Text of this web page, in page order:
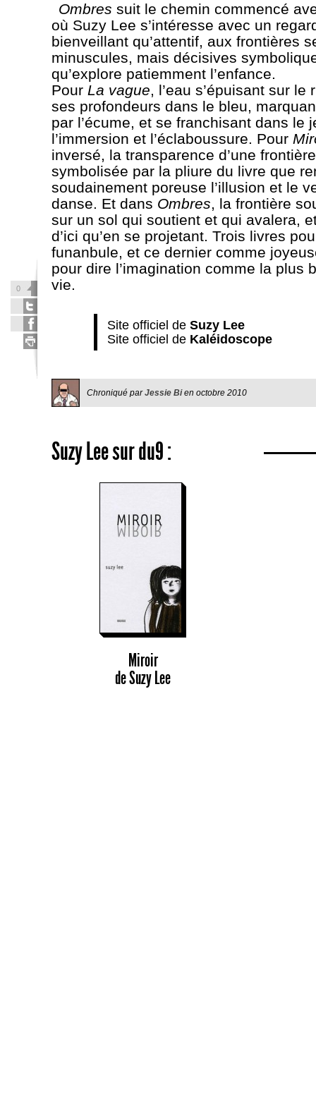
0
Ombres suit le chemin commencé
où Suzy Lee s’intéresse avec un
bienveillant qu’attentif, aux frontières
minuscules, mais décisives
qu’explore patiemment l’enfance.
Pour La vague, l’eau s’épuisant sur le
ses profondeurs dans le bleu,
par l’écume, et se franchisant dans le
l’immersion et l’éclaboussure. Pour
inversé, la transparence d’une
symbolisée par la pliure du livre que
soudainement poreuse l’illusion et le
danse. Et dans Ombres, la frontière
sur un sol qui soutient et qui avalera,
d’ici qu’en se projetant. Trois livres
funanbule, et ce dernier comme
pour dire l’imagination comme la plus
vie.
Site officiel de Suzy Lee
Site officiel de Kaléidoscope
Chroniqué parJessie Bi en octobre 2010
Suzy Leesur du9 :
Miroir
deSuzy Lee